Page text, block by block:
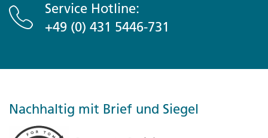
Service Hotline:
+49 (0) 431 5446-731
Nachhaltig mit Brief und Siegel